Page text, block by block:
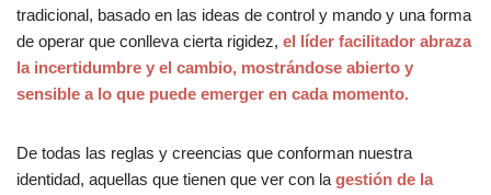
tradicional, basado en las ideas de control y mando y una forma
de operar que conlleva cierta rigidez, el lí­der facilitador abraza
la incertidumbre y el cambio, mostrándose abierto y
sensible a lo que puede emerger en cada momento.
De todas las reglas y creencias que conforman nuestra
identidad, aquellas que tienen que ver con la gestión de la